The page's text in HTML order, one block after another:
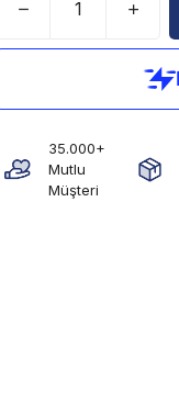
35.000+
Mutlu
Müşteri